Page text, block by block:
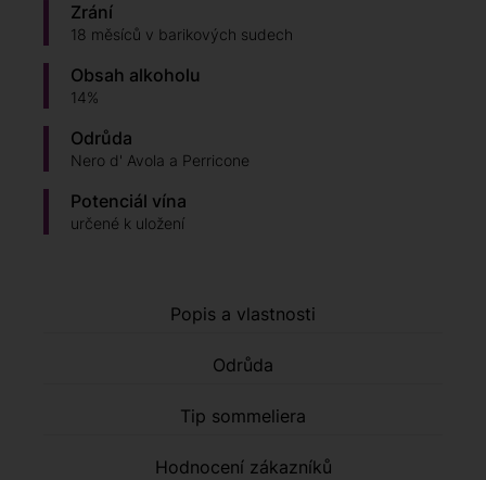
Zrání
18 měsíců v barikových sudech
Obsah alkoholu
14%
Odrůda
Nero d' Avola a Perricone
Potenciál vína
určené k uložení
Popis a vlastnosti
Odrůda
Tip sommeliera
Hodnocení zákazníků